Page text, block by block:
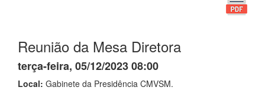
Reunião da Mesa Diretora
terça-feira, 05/12/2023 08:00
Local: Gabinete da Presidência CMVSM.